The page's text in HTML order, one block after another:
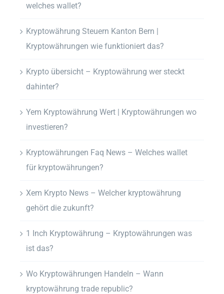
welches wallet?
Kryptowährung Steuern Kanton Bern |
Kryptowährungen wie funktioniert das?
Krypto übersicht – Kryptowährung wer steckt
dahinter?
Yem Kryptowährung Wert | Kryptowährungen wo
investieren?
Kryptowährungen Faq News – Welches wallet
für kryptowährungen?
Xem Krypto News – Welcher kryptowährung
gehört die zukunft?
1 Inch Kryptowährung – Kryptowährungen was
ist das?
Wo Kryptowährungen Handeln – Wann
kryptowährung trade republic?